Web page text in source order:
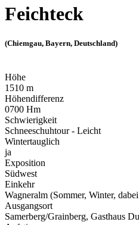
Feichteck
(Chiemgau, Bayern, Deutschland)
Höhe
1510 m
Höhendifferenz
0700 Hm
Schwierigkeit
Schneeschuhtour - Leicht
Wintertauglich
ja
Exposition
Südwest
Einkehr
Wagneralm (Sommer, Winter,
Ausgangsort
Samerberg/Grainberg, Gasthaus